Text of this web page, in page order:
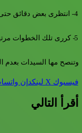
4- انتظرى بعض دقائق حتى يجف الليمون ثم اغسليها بالماء البارد
5- كررى تلك الخطوات مرتين يوميا حتى تختفى الهالات السوداء تماما
وتنصح مها السيدات
فيسبوك ‫X لينكدإن
أقرأ التالي